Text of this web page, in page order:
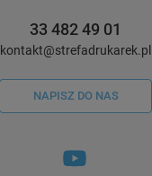
33 482 49 01
kontakt@strefadrukarek.pl
NAPISZ DO NAS